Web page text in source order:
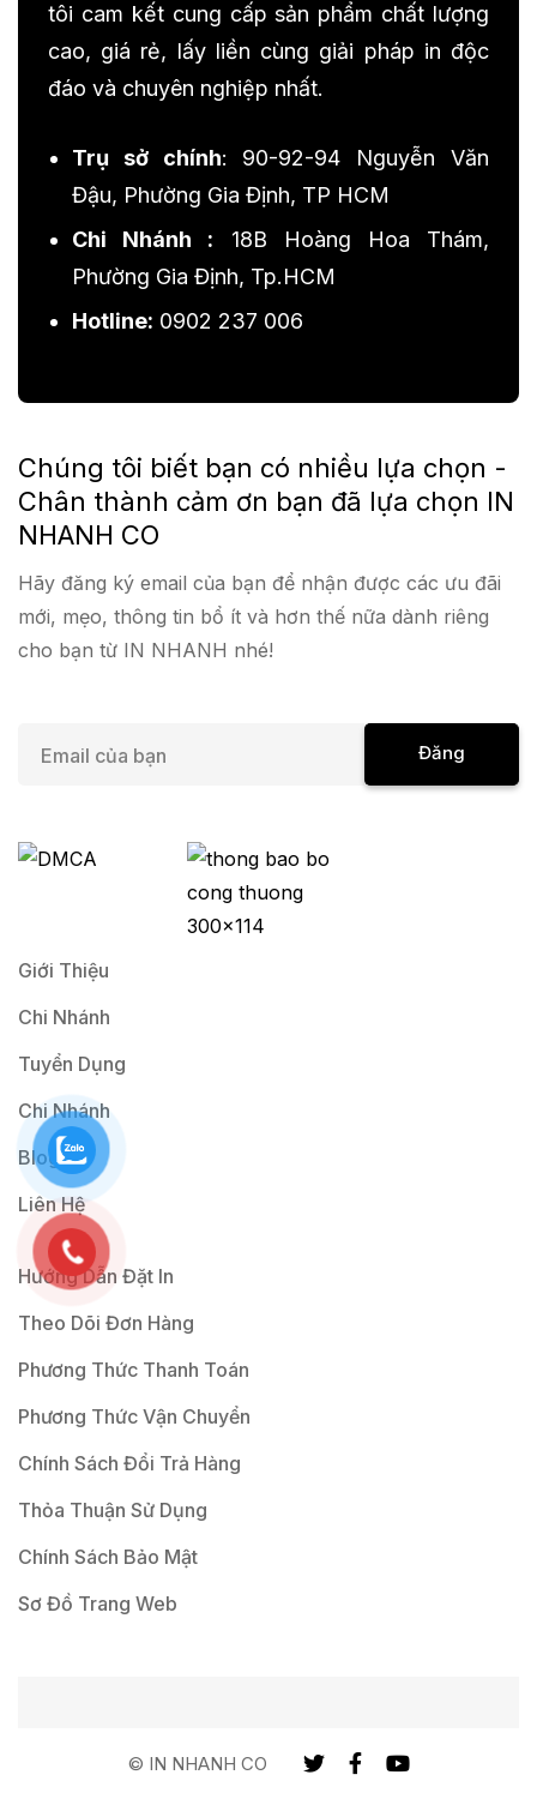
tôi cam kết cung cấp sản phẩm chất lượng
cao, giá rẻ, lấy liền cùng giải pháp in độc
đáo và chuyên nghiệp nhất.
Trụ sở chính: 90-92-94 Nguyễn Văn
Đậu, Phường Gia Định, TP HCM
Chi Nhánh : 18B Hoàng Hoa Thám,
Phường Gia Định, Tp.HCM
Hotline: 0902 237 006
Chúng tôi biết bạn có nhiều lựa chọn -
Chân thành cảm ơn bạn đã lựa chọn IN
NHANH CO
Hãy đăng ký email của bạn để nhận được các ưu đãi
mới, mẹo, thông tin bổ ít và hơn thế nữa dành riêng
cho bạn từ IN NHANH nhé!
i
Đăng
Giới Thiệu
Chi Nhánh
Tuyển Dụng
Chi Nhánh
Blog
Liên Hệ
Hướng Dẫn Đặt In
Theo Dõi Đơn Hàng
Phương Thức Thanh Toán
Phương Thức Vận Chuyển
Chính Sách Đổi Trả Hàng
Thỏa Thuận Sử Dụng
Chính Sách Bảo Mật
Sơ Đồ Trang Web
© IN NHANH CO